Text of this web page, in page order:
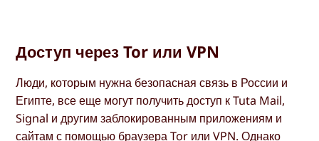
Доступ через Tor или VPN
Люди, которым нужна безопасная связь в России и
Египте, все еще могут получить доступ к Tuta Mail,
Signal и другим заблокированным приложениям и
сайтам с помощью браузера Tor или VPN. Однако